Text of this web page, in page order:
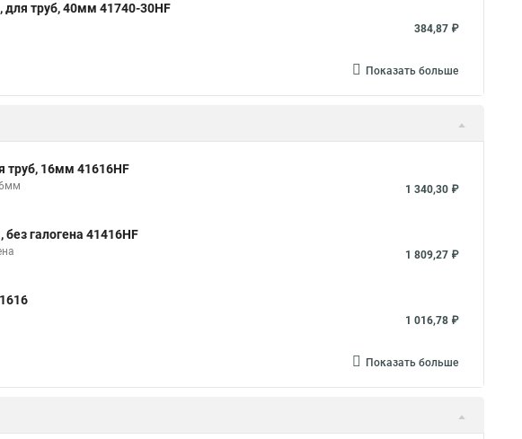
для труб, 40мм 41740-30HF
384,87 ₽
Показать больше
труб, 16мм 41616HF
1 340,30 ₽
галогена 41416HF
1 809,27 ₽
1 016,78 ₽
Показать больше